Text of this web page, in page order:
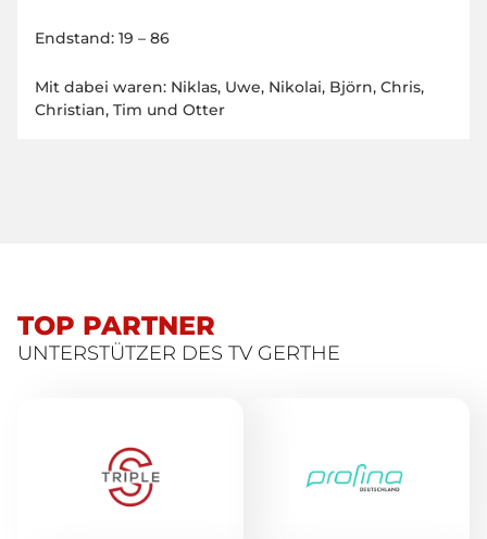
Endstand: 19 – 86
Mit dabei waren: Niklas, Uwe, Nikolai, Björn, Chris,
Christian, Tim und Otter
TOP PARTNER
UNTERSTÜTZER DES TV GERTHE